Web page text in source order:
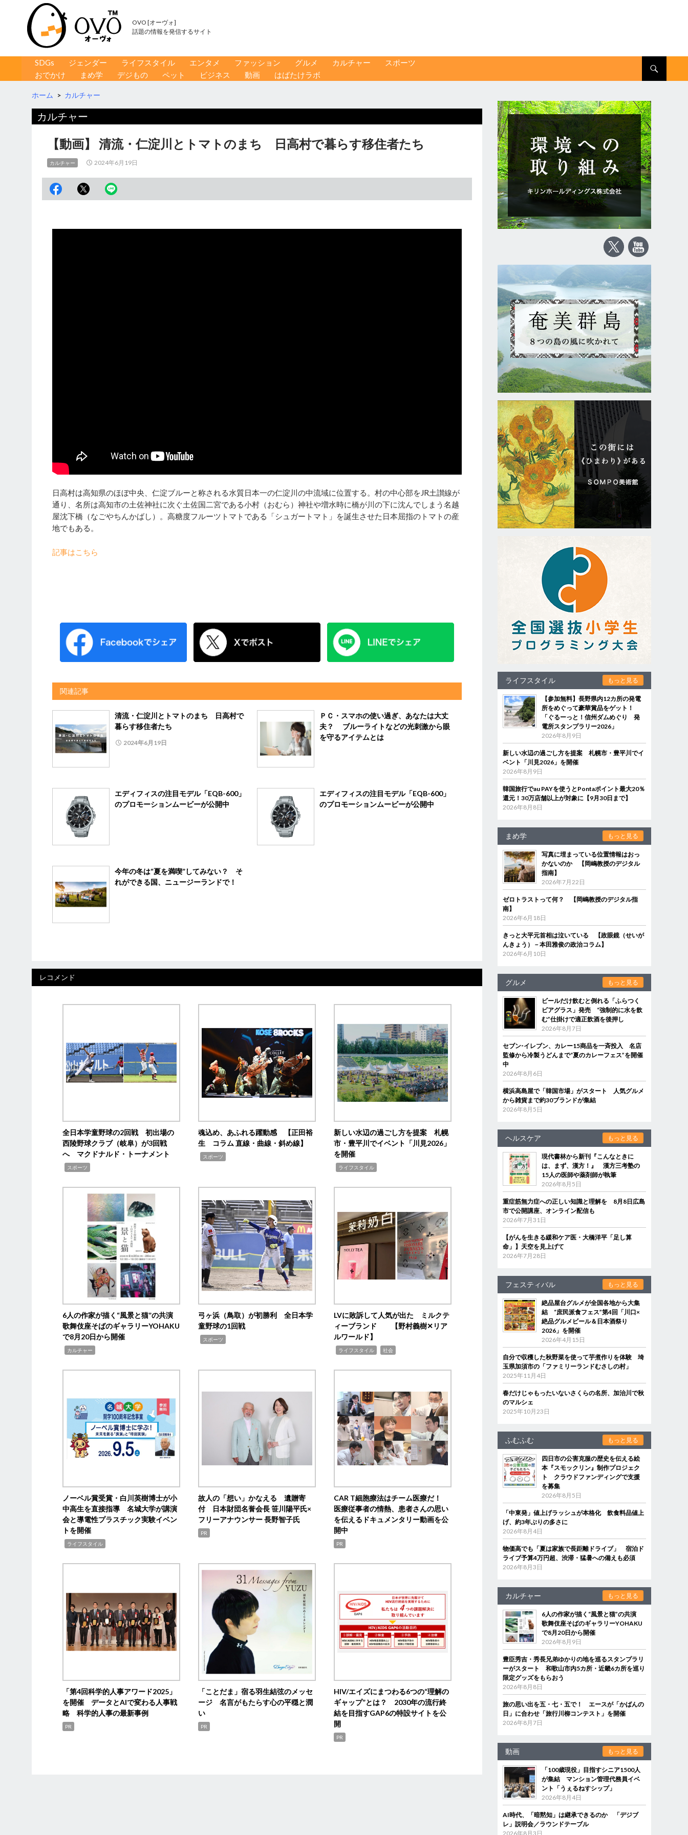
OVO [オーヴォ]
話題の情報を発信するサイト
コンテンツへ移動
SDGs ジェンダー ライフスタイル エンタメ ファッション グルメ カルチャー
スポーツ
おでかけ
まめ学 デジもの ペット ビジネス 動画 はばたけラボ
ホーム > カルチャー
カルチャー
【動画】 清流・仁淀川とトマトのまち 日高村で暮らす移住者たち
カルチャー 2024年6月19日
日高村は高知県のほぼ中央、仁淀ブルーと称される水質日本一の仁淀川の中流域に位置する。村の中心部をJR土讃線が
通り、名所は高知市の土佐神社に次ぐ土佐国二宮である小村（おむら）神社や増水時に橋が川の下に沈んでしまう名越
屋沈下橋（なごやちんかばし）。高糖度フルーツトマトである「シュガートマト」を誕生させた日本屈指のトマトの産
地でもある。
記事はこちら
関連記事
清流・仁淀川とトマトのまち 日高村で
暮らす移住者たち
2024年6月19日
ＰＣ・スマホの使い過ぎ、あなたは大丈
夫？ ブルーライトなどの光刺激から眼
を守るアイテムとは
エディフィスの注目モデル「EQB-600」
のプロモーションムービーが公開中
エディフィスの注目モデル「EQB-600」
のプロモーションムービーが公開中
今年の冬は“夏を満喫”してみない？ そ
れができる国、ニュージーランドで！
レコメンド
全日本学童野球の2回戦 初出場の
西陵野球クラブ（岐阜）が3回戦
へ マクドナルド・トーナメント
スポーツ
魂込め、あふれる躍動感 【正田裕
生 コラム 直線・曲線・斜め線】
スポーツ
新しい水辺の過ごし方を提案 札幌
市・豊平川でイベント「川見2026」
を開催
ライフスタイル
6人の作家が描く“風景と猫”の共演
歌舞伎座そばのギャラリーYOHAKU
で8月20日から開催
カルチャー
弓ヶ浜（鳥取）が初勝利 全日本学
童野球の1回戦
スポーツ
LVに敗訴して人気が出た ミルクテ
ィーブランド 【野村義樹✕リア
ルワールド】
ライフスタイル 社会
ノーベル賞受賞・白川英樹博士が小
中高生を直接指導 名城大学が講演
会と導電性プラスチック実験イベン
トを開催
ライフスタイル
故人の「想い」かなえる 遺贈寄
付 日本財団名誉会長 笹川陽平氏×
フリーアナウンサー 長野智子氏
PR
CAR T細胞療法はチーム医療だ！
医療従事者の情熱、患者さんの思い
を伝えるドキュメンタリー動画を公
開中
PR
「第4回科学的人事アワード2025」
を開催 データとAIで変わる人事戦
略 科学的人事の最新事例
PR
「ことだま」宿る羽生結弦のメッセ
ージ 名言がもたらす心の平穏と潤
い
PR
HIV/エイズにまつわる6つの“理解の
ギャップ”とは？ 2030年の流行終
結を目指すGAP6の特設サイトを公
開
PR
ライフスタイル もっと見る
【参加無料】長野県内12カ所の発電
所をめぐって豪華賞品をゲット！
「ぐるーっと！信州ダムめぐり 発
電所スタンプラリー2026」
2026年8月9日
新しい水辺の過ごし方を提案 札幌市・豊平川でイ
ベント「川見2026」を開催
2026年8月9日
韓国旅行でau PAYを使うとPontaポイント最大20％
還元！30万店舗以上が対象に【9月30日まで】
2026年8月8日
まめ学 もっと見る
写真に埋まっている位置情報はおっ
かないのか 【岡嶋教授のデジタル
指南】
2026年7月22日
ゼロトラストって何？ 【岡嶋教授のデジタル指
南】
2026年6月18日
きっと大平元首相は泣いている 【政眼鏡（せいが
んきょう）－本田雅俊の政治コラム】
2026年6月10日
グルメ もっと見る
ビールだけ飲むと倒れる「ふらつく
ビアグラス」発売 “強制的に水を飲
む”仕掛けで適正飲酒を後押し
2026年8月7日
セブン‐イレブン、カレー15商品を一斉投入 名店
監修から冷製うどんまで“夏のカレーフェス”を開催
中
2026年8月6日
横浜高島屋で「韓国市場」がスタート 人気グルメ
から雑貨まで約30ブランドが集結
2026年8月5日
ヘルスケア もっと見る
現代書林から新刊『こんなときに
は、まず、漢方！』 漢方三考塾の
15人の医師や薬剤師が執筆
2026年8月5日
重症筋無力症への正しい知識と理解を 8月8日広島
市で公開講座、オンライン配信も
2026年7月31日
【がんを生きる緩和ケア医・大橋洋平「足し算
命」】天空を見上げて
2026年7月28日
フェスティバル もっと見る
絶品屋台グルメが全国各地から大集
結 “庶民派食フェス”第4回「川口×
絶品グルメビール＆日本酒祭り
2026」を開催
2026年4月15日
自分で収穫した秋野菜を使って芋煮作りを体験 埼
玉県加須市の「ファミリーランドむさしの村」
2025年11月4日
春だけじゃもったいないさくらの名所、加治川で秋
のマルシェ
2025年10月23日
ふむふむ もっと見る
四日市の公害克服の歴史を伝える絵
本『スモックリン』制作プロジェク
ト クラウドファンディングで支援
を募集
2026年8月5日
「中東発」値上げラッシュが本格化 飲食料品値上
げ、約3年ぶりの多さに
2026年8月4日
物価高でも「夏は家族で長距離ドライブ」 宿泊ド
ライブ予算4万円超、渋滞・猛暑への備えも必須
2026年8月3日
カルチャー もっと見る
6人の作家が描く“風景と猫”の共演
歌舞伎座そばのギャラリーYOHAKU
で8月20日から開催
2026年8月9日
豊臣秀吉・秀長兄弟ゆかりの地を巡るスタンプラリ
ーがスタート 和歌山市内5カ所・近畿6カ所を巡り
限定グッズをもらおう
2026年8月8日
旅の思い出を五・七・五で！ エースが「かばんの
日」に合わせ「旅行川柳コンテスト」を開催
2026年8月7日
動画 もっと見る
「100歳現役」目指すシニア1500人
が集結 マンション管理代務員イベ
ント「うぇるねすシップ」
2026年8月4日
AI時代、「暗黙知」は継承できるのか 「デジブ
レ」説明会／ラウンドテーブル
2026年8月3日